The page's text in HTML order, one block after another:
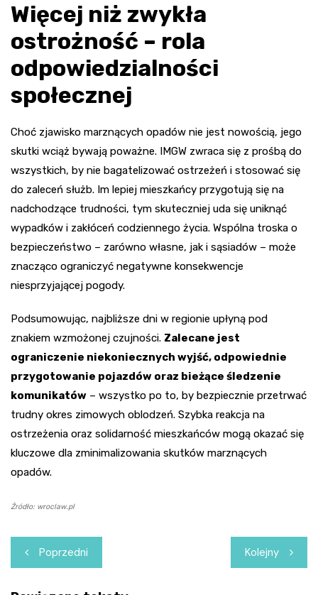
Więcej niż zwykła
ostrożność – rola
odpowiedzialności
społecznej
Choć zjawisko marznących opadów nie jest nowością, jego
skutki wciąż bywają poważne. IMGW zwraca się z prośbą do
wszystkich, by nie bagatelizować ostrzeżeń i stosować się
do zaleceń służb. Im lepiej mieszkańcy przygotują się na
nadchodzące trudności, tym skuteczniej uda się uniknąć
wypadków i zakłóceń codziennego życia. Wspólna troska o
bezpieczeństwo – zarówno własne, jak i sąsiadów – może
znacząco ograniczyć negatywne konsekwencje
niesprzyjającej pogody.
Podsumowując, najbliższe dni w regionie upłyną pod
znakiem wzmożonej czujności. Zalecane jest
ograniczenie niekoniecznych wyjść, odpowiednie
przygotowanie pojazdów oraz bieżące śledzenie
komunikatów – wszystko po to, by bezpiecznie przetrwać
trudny okres zimowych oblodzeń. Szybka reakcja na
ostrzeżenia oraz solidarność mieszkańców mogą okazać się
kluczowe dla zminimalizowania skutków marznących
opadów.
Źródło: wroclaw.pl
Nawigacja
wpisu
Poprzedni Kolejny